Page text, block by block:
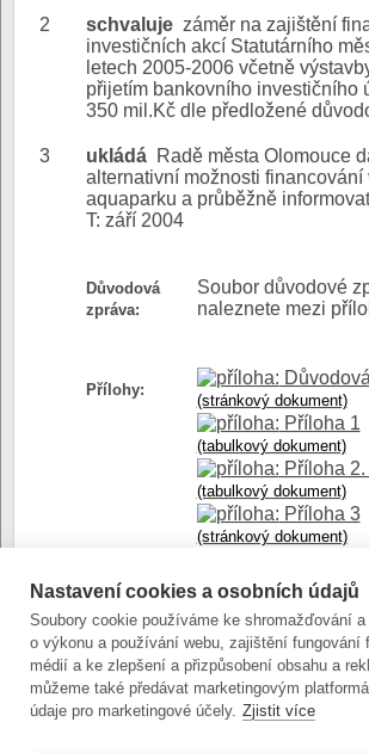
2 schvaluje záměr na zajištění
investičních akcí Statutárního
letech 2005-2006 včetně
přijetím bankovního investičního
350 mil.Kč dle předložené
3 ukládá Radě města Olomouce
alternativní možnosti financování
aquaparku a průběžně
T: září 2004
Důvodová
zpráva:
Soubor důvodové
naleznete mezi
Přílohy:
(stránkový dokument)
Příloha 1
(tabulkový dokument)
Příloha
(tabulkový dokument)
Příloha 3
(stránkový dokument)
(tabulkový dokument)
Příloha č.
B. Kč
(tabulkový dokument)
Přílohy 4
(tabulkový dokument)
Nastavení cookies a osobních údajů
Soubory cookie používáme ke shromažďování
o výkonu a používání webu, zajištění fungování
médií a ke zlepšení a přizpůsobení obsahu a
můžeme také předávat marketingovým
údaje pro marketingové účely. Zjistit více